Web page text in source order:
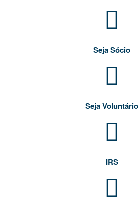
Seja Sócio
Seja Voluntário
IRS